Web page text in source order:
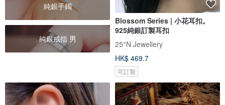
純銀手鐲
純銀戒指 男
Blossom Series | 小花耳扣。
925純銀訂製耳扣
25°N Jewellery
HK$ 469.7
可訂製